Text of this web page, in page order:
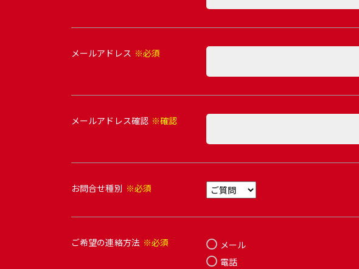
メールアドレス ※必須
メールアドレス確認 ※確認
お問合せ種別 ※必須
ご希望の連絡方法 ※必須
メール
電話